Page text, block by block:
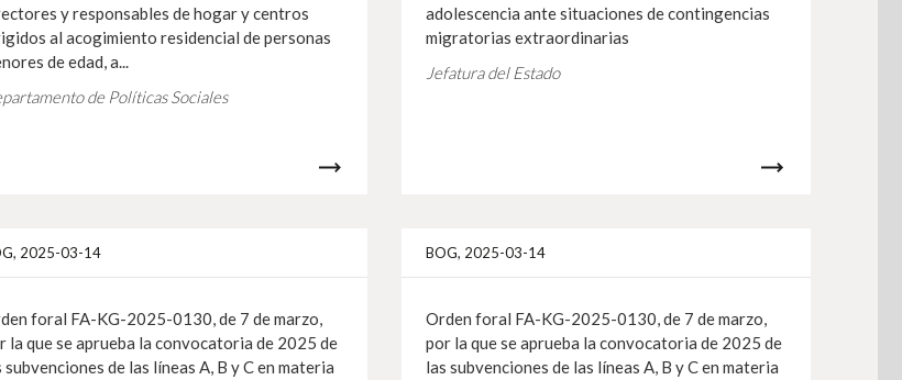
y responsables de hogar y centros
al acogimiento residencial de personas
de edad, a...
de Políticas Sociales
adolescencia ante situaciones de contingencias
migratorias extraordinarias
Jefatura del Estado
2025-03-14
foral FA-KG-2025-0130, de 7 de marzo,
la que se aprueba la convocatoria de 2025 de
subvenciones de las líneas A, B y C en materia
Info gehiagoBOG, 2025-03-14
Orden foral FA-KG-2025-0130, de 7 de marzo,
por la que se aprueba la convocatoria de 2025 de
las subvenciones de las líneas A, B y C en materia